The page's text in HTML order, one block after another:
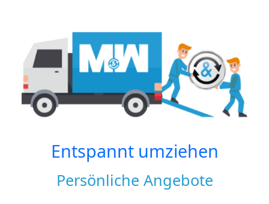
Entspannt umziehen
Persönliche Angebote